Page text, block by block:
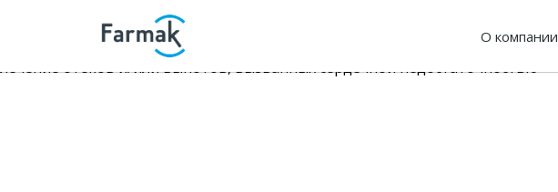
О компании
ПОКАЗАНИЯ К ПРИМЕНЕНИЮ:
эссенциальная гипертензия
лечение отеков и/или выпотов, вызванных сердечной недостаточностью